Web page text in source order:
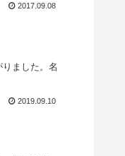
2017.09.08
ました。名
2019.09.10